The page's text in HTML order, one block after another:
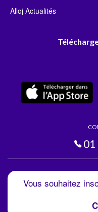
Alloj Actualités
01
Vous souhaitez